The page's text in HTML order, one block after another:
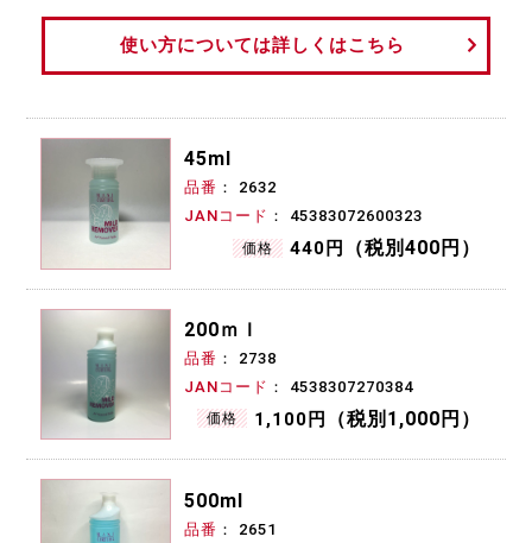
使い方については詳しくはこちら
45ml
品番
2632
JANコード
45383072600323
価格 440円 （税別400円）
200ｍｌ
品番
2738
JANコード
4538307270384
価格 1,100円 （税別1,000円）
500ml
品番 2651